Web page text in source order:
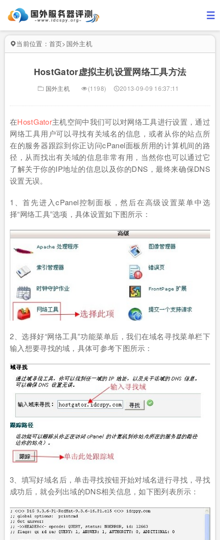
当前位置： 首页> 国外主机
HostGator虚拟主机设置网络工具方法
国外主机 (1198) 2013-09-09 16:37:11
在HostGator主机空间中我们可以对网络工具进行设置，通过
网络工具用户可以寻找有关域名的信息，或者从你的站点所
在的服务器跟踪到你正访问cPanel面板所用的计算机间的路
径，从而找出有关域的信息非常有用，当然你也可以通过它
了解关于你的IP地址的信息以及你的DNS，最终来确保DNS
设置无误。
1、首先进入cPanel控制面板，然后在高级设置菜单中选
择“网络工具”选项，具体设置如下图所示：
2、选择好“网络工具”功能菜单后，我们在域名寻找菜单栏下
输入想要寻找的域，具体可参考下图所示：
3、填写好域名后，单击寻找按钮开始对域名进行寻找，寻找
成功后，就会列出域的DNS相关信息，如下图列表所示：